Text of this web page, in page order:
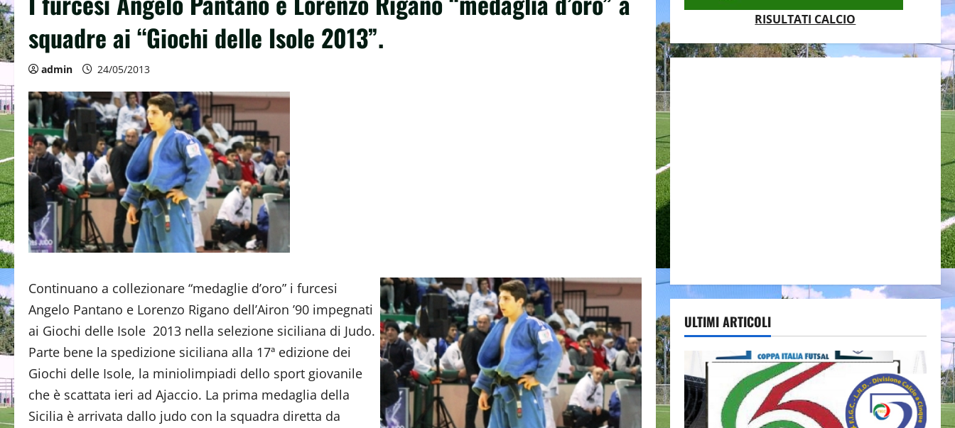
squadre ai “Giochi delle Isole 2013”.
admin 24/05/2013
Continuano a collezionare “medaglie d’oro” i furcesi
Angelo Pantano e Lorenzo Rigano dell’Airon ’90 impegnati
ai Giochi delle Isole 2013 nella selezione siciliana di Judo.
Parte bene la spedizione siciliana alla 17ª edizione dei
Giochi delle Isole, la miniolimpiadi dello sport giovanile
che è scattata ieri ad Ajaccio. La prima medaglia della
Sicilia è arrivata dallo judo con la squadra diretta da
RISULTATI CALCIO
ULTIMI ARTICOLI